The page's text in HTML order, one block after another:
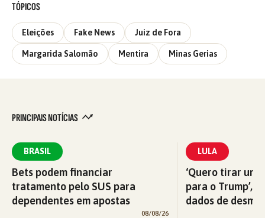
TÓPICOS
Eleições Fake News Juiz de Fora
Margarida Salomão Mentira Minas Gerias
PRINCIPAIS NOTÍCIAS
BRASIL
Bets podem financiar
tratamento pelo SUS para
dependentes em apostas
08/08/26
LULA
‘Quero tirar
para o Trump’,
dados de